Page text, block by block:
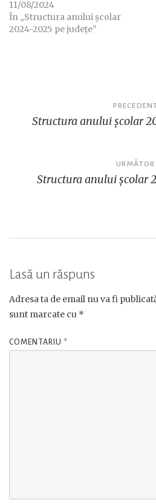
11/08/2024
În „Structura anului școlar
2024-2025 pe județe”
Structura anului școlar
URMĂTOR
Structura anului școlar
Lasă un răspuns
Adresa ta de email nu va fi
sunt marcate cu *
COMENTARIU *